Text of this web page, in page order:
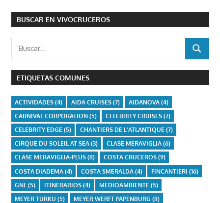
BUSCAR EN VIVOCRUCEROS
Buscar:
BUSCAR
ETIQUETAS COMUNES
ACTIVIDADES(4) AIDA CRUISES(7) AIDANOVA(4)
CARNIVAL CORPORATION(5) CELEBRITY CRUISES(7)
CELEBRITY EDGE (5) CHANTIERS DE L'ATLANTIQUE (7)
CIRQUE DU SOLEIL AT SEA(3) CLASE MERAVIGLIA(6)
CLASE MERAVIGLIA-PLUS(8) COSTA CRUCEROS(9)
COSTA DIADEMA(4) COSTA SMERALDA(4) FINCANTIERI (16)
GNL (5) ITINERARIOS(4) MEDIOAMBIENTE (5)
MEYER TURKU (5) MEYER WERFT PAPENBURG (8)